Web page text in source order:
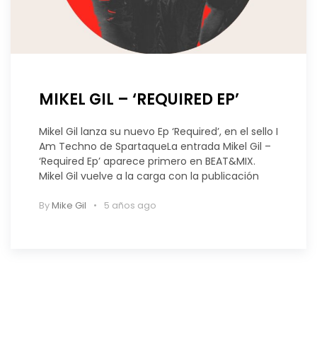
MIKEL GIL – ‘REQUIRED EP’
Mikel Gil lanza su nuevo Ep ‘Required’, en el sello I
Am Techno de SpartaqueLa entrada Mikel Gil –
‘Required Ep’ aparece primero en BEAT&MIX.
Mikel Gil vuelve a la carga con la publicación
ByMike Gil 5 años ago